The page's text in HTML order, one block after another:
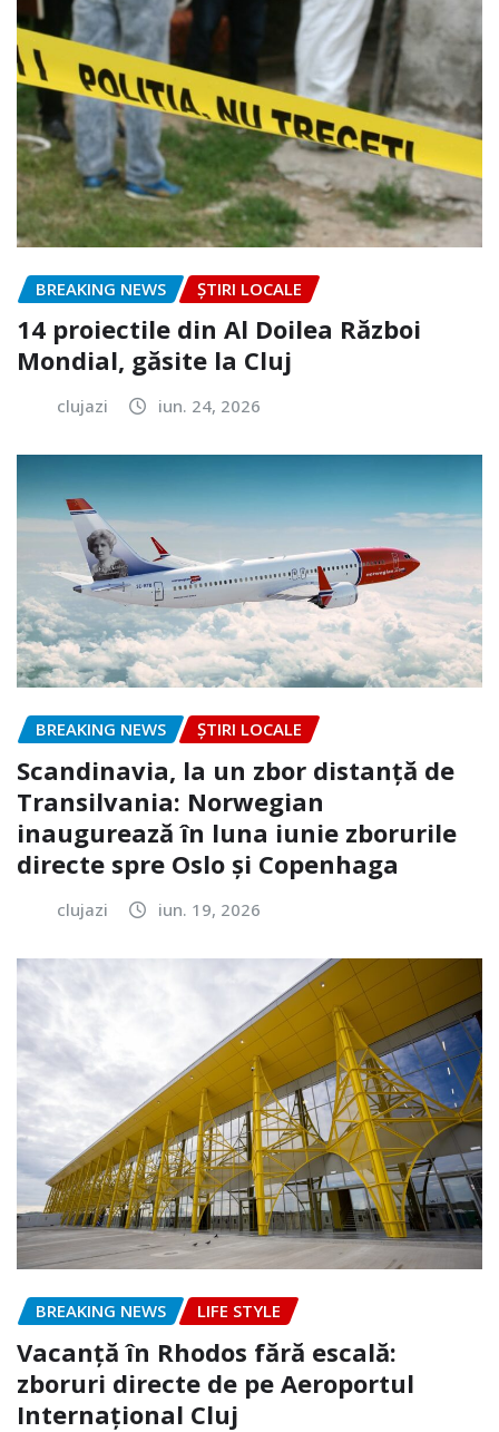
BREAKING NEWS ȘTIRI LOCALE
14 proiectile din Al Doilea Război
Mondial, găsite la Cluj
clujazi iun. 24, 2026
BREAKING NEWS ȘTIRI LOCALE
Scandinavia, la un zbor distanță de
Transilvania: Norwegian
inaugurează în luna iunie zborurile
directe spre Oslo și Copenhaga
clujazi iun. 19, 2026
BREAKING NEWS LIFE STYLE
Vacanță în Rhodos fără escală:
zboruri directe de pe Aeroportul
Internațional Cluj